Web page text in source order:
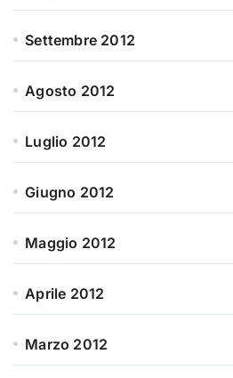
Settembre 2012
Agosto 2012
Luglio 2012
Giugno 2012
Maggio 2012
Aprile 2012
Marzo 2012